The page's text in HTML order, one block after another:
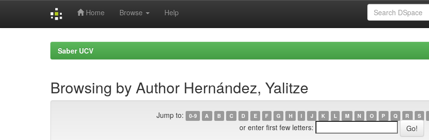
Home Browse Help
Saber UCV
Browsing by Author Hernández, Yalitze
Jump to: 0-9 A B C D E F G H I J K L M N O P Q R S
or enter first few letters: